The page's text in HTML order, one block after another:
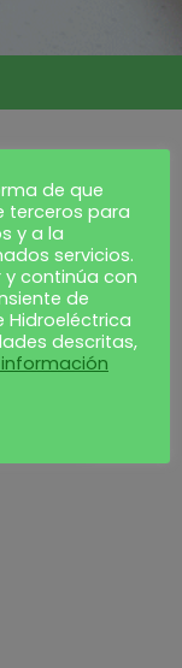
de que
terceros para
y a la
servicios.
continúa con
de
Hidroeléctrica
descritas,